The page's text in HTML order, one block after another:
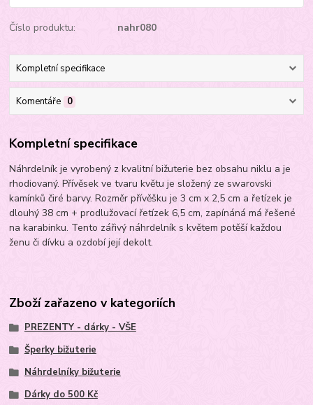
Číslo produktu: nahr080
Kompletní specifikace
Komentáře 0
Kompletní specifikace
Náhrdelník je vyrobený z kvalitní bižuterie bez obsahu niklu a je
rhodiovaný. Přívěsek ve tvaru květu je složený ze swarovski
kamínků čiré barvy. Rozměr přívěšku je 3 cm x 2,5 cm a řetízek je
dlouhý 38 cm + prodlužovací řetízek 6,5 cm, zapínáná má řešené
na karabinku. Tento zářivý náhrdelník s květem potěší každou
ženu či dívku a ozdobí její dekolt.
Zboží zařazeno v kategoriích
PREZENTY - dárky - VŠE
Šperky bižuterie
Náhrdelníky bižuterie
Dárky do 500 Kč